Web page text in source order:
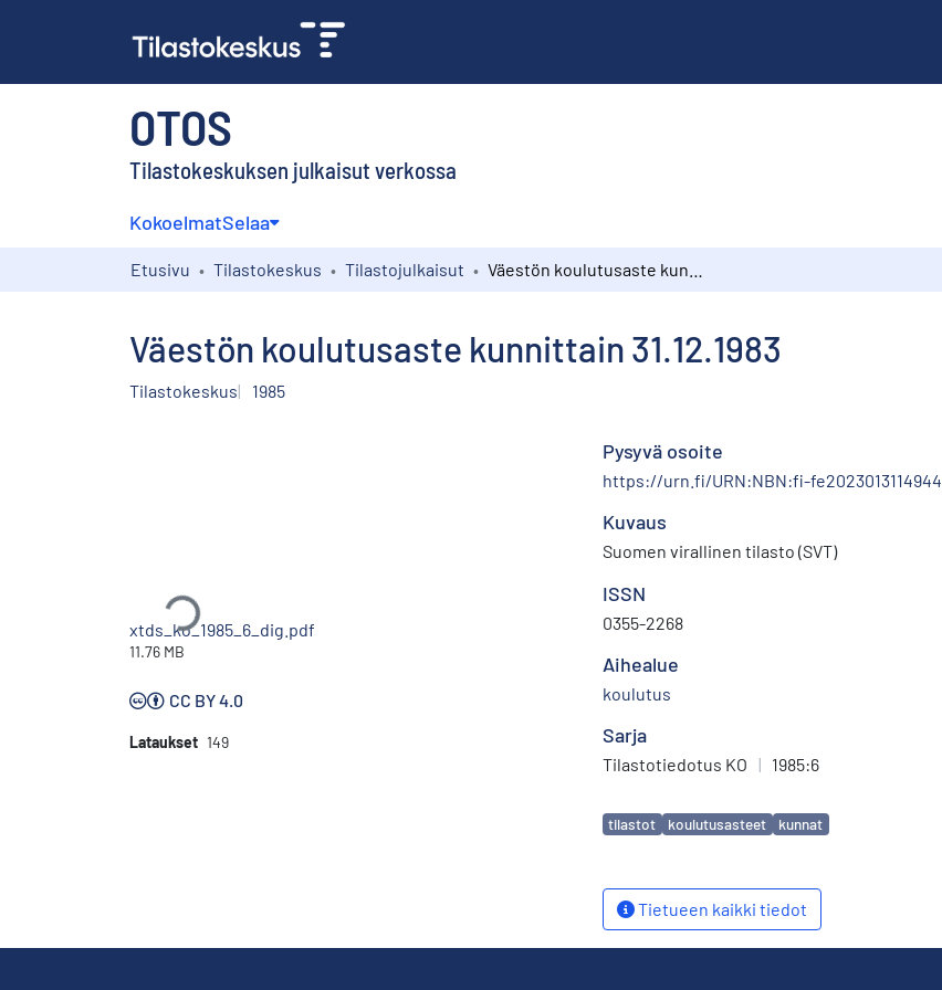
OTOS
Tilastokeskuksen julkaisut verkossa
KokoelmatSelaa
Etusivu Tilastokeskus Tilastojulkaisut
Väestön koulutusaste kunnittain 31.12.1983
Tilastokeskus 1985
Ladataan...
xtds_ko_1985_6_dig.pdf
11.76 MB
CC BY 4.0
Lataukset 149
Pysyvä osoite
https://urn.fi/URN:NBN:fi-fe2023013114944
Kuvaus
Suomen virallinen tilasto (SVT)
ISSN
0355-2268
Aihealue
koulutus
Sarja
Tilastotiedotus KO | 1985:6
Avainsanat
tilastot koulutusasteet kunnat
Tietueen kaikki tiedot